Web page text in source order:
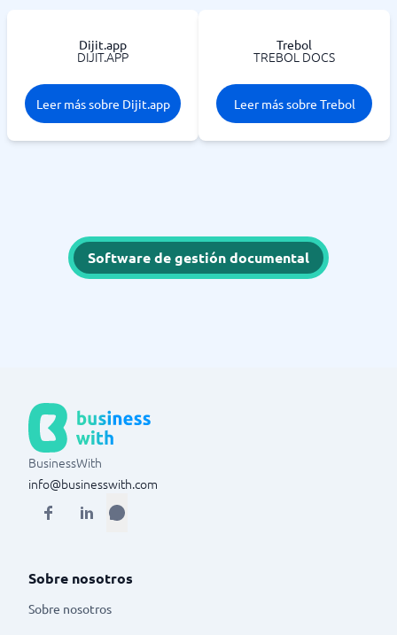
Dijit.app
DIJIT.APP
Leer más sobre Dijit.app
Trebol
TREBOL DOCS
Leer más sobre Trebol
Software de gestión documental
BusinessWith
info@businesswith.com
Sobre nosotros
Sobre nosotros